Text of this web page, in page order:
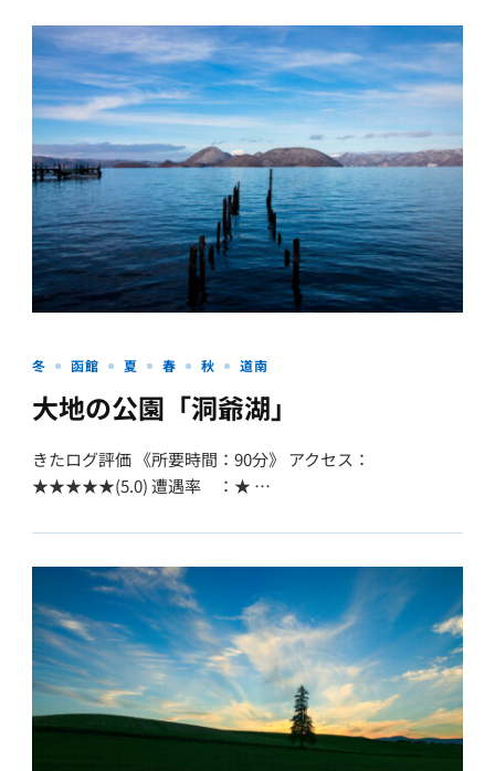
冬 函館 夏 春 秋 道南
大地の公園「洞爺湖」
きたログ評価 《所要時間：90分》 アクセス：
★★★★★(5.0) 遭遇率 ：★ …